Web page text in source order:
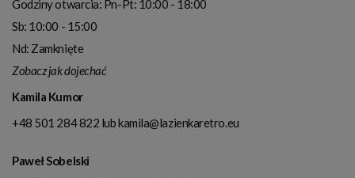
Godziny otwarcia: Pn-Pt: 10:00 - 18:00
Sb: 10:00 - 15:00
Nd: Zamknięte
Zobacz jak dojechać
Kamila Kumor
+48 501 284 822 lubkamila@lazienkaretro.eu
Paweł Sobelski